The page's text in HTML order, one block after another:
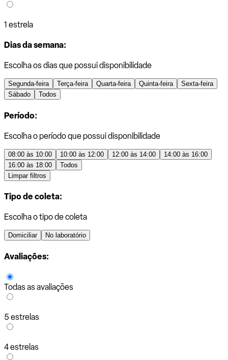
1 estrela
Dias da semana:
Escolha os dias que possui disponibilidade
Segunda-feira Terça-feira Quarta-feira Quinta-feira
Sexta-feira
Sábado
Todos
Período:
Escolha o período que possui disponibilidade
08:00 às 10:00 10:00 às 12:00 12:00 às 14:00
14:00 às 16:00
16:00 às 18:00
Todos
Limpar filtros
Tipo de coleta:
Escolha o tipo de coleta
Domiciliar No laboratório
Avaliações:
Todas as avaliações
5 estrelas
4 estrelas